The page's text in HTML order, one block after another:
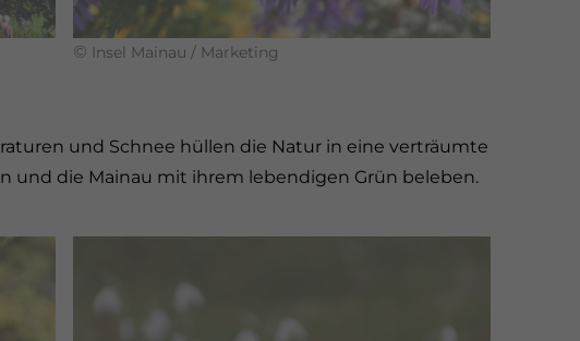
© Insel Mainau / Marketing
und Schnee hüllen die Natur in eine verträumte
und die Mainau mit ihrem lebendigen Grün beleben.